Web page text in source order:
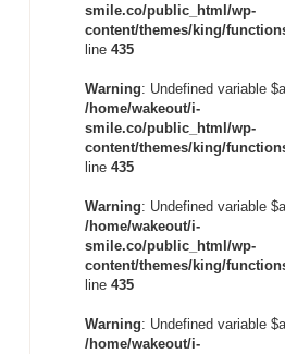
smile.co/public_html/wp-
content/themes/king/
line 435
Warning: Undefined variable
/home/wakeout/i-
smile.co/public_html/wp-
content/themes/king/
line 435
Warning: Undefined variable
/home/wakeout/i-
smile.co/public_html/wp-
content/themes/king/
line 435
Warning: Undefined variable
/home/wakeout/i-